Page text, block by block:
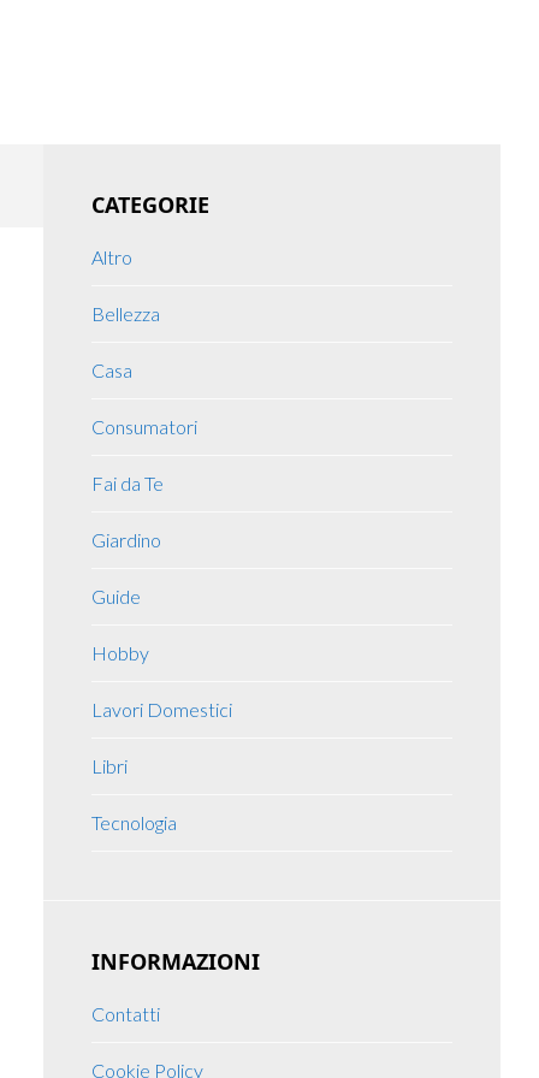
Sidebar
CATEGORIE
Altro
Bellezza
Casa
Consumatori
Fai da Te
Giardino
Guide
Hobby
Lavori Domestici
Libri
Tecnologia
INFORMAZIONI
Contatti
Cookie Policy